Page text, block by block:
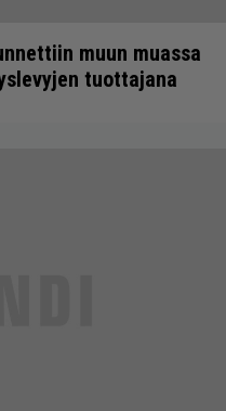
muun muassa
tuottajana